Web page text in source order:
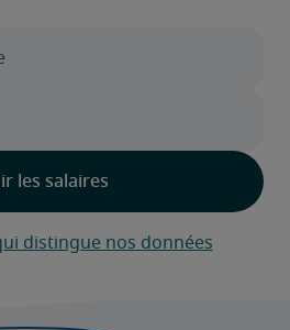
distingue nos données